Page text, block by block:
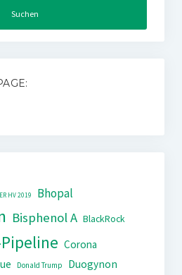
HV 2019 Bhopal
Bisphenol A BlackRock
Pipeline Corona
Donald Trump
Duogynon